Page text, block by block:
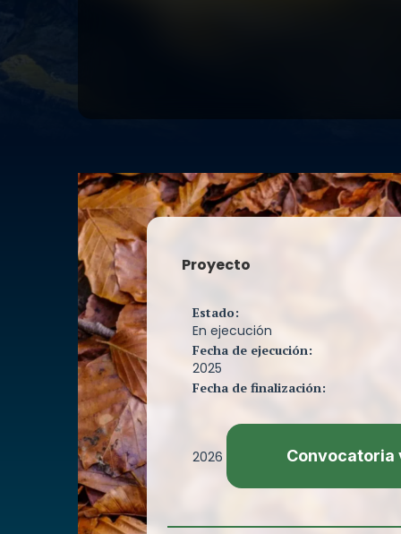
Proyecto
Estado:
En ejecución
Fecha de ejecución:
2025
Fecha de finalización:
2026 Convocatoria